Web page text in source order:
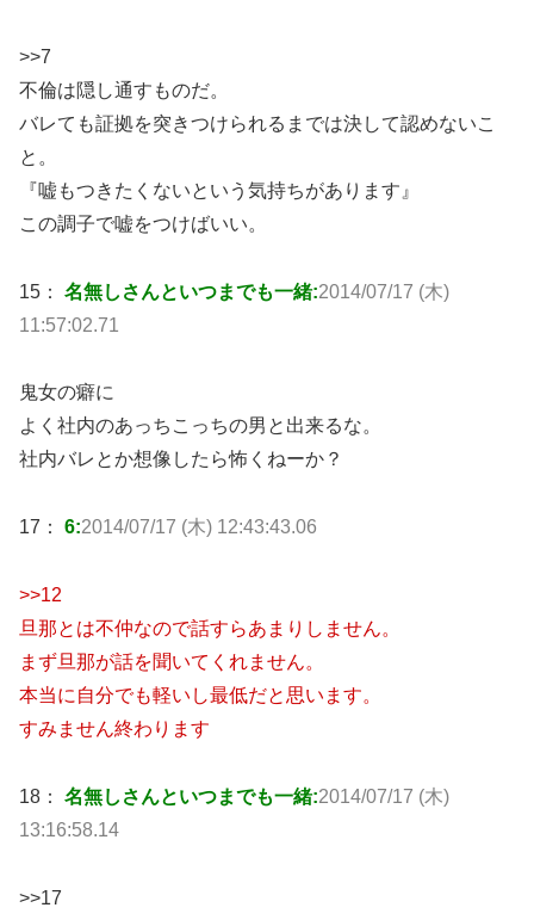
>>7
不倫は隠し通すものだ。
バレても証拠を突きつけられるまでは決して認めないこ
と。
『嘘もつきたくないという気持ちがあります』
この調子で嘘をつけばいい。
15： 名無しさんといつまでも一緒:2014/07/17 (木)
11:57:02.71
鬼女の癖に
よく社内のあっちこっちの男と出来るな。
社内バレとか想像したら怖くねーか？
17： 6:2014/07/17 (木) 12:43:43.06
>>12
旦那とは不仲なので話すらあまりしません。
まず旦那が話を聞いてくれません。
本当に自分でも軽いし最低だと思います。
すみません終わります
18： 名無しさんといつまでも一緒:2014/07/17 (木)
13:16:58.14
>>17